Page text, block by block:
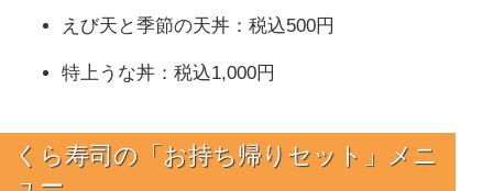
えび天と季節の天丼：税込500円
特上うな丼：税込1,000円
くら寿司の「お持ち帰りセット」メニ